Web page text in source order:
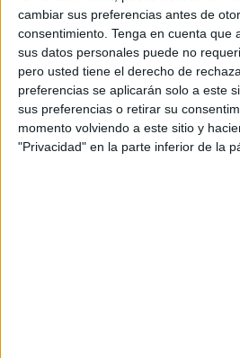
cambiar sus preferencias antes de
consentimiento. Tenga en cuenta que
sus datos personales puede no
pero usted tiene el derecho de
preferencias se aplicarán solo a este
sus preferencias o retirar su
momento volviendo a este sitio y
"Privacidad" en la parte inferior de la